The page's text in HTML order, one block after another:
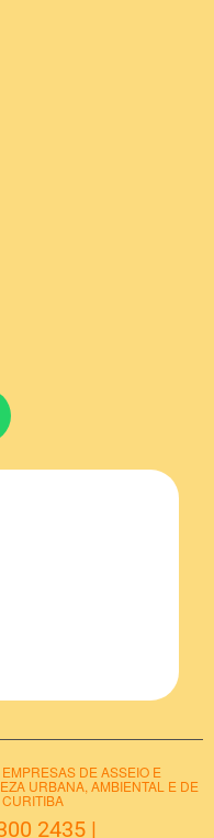
DE ASSEIO E
URBANA, AMBIENTAL E DE
2435 |